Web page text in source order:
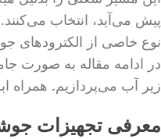
پیش می‌آید، انتخاب
نوع خاصی از الکترودهای
در ادامه مقاله به صورت
زیر آب می‌پردازیم. همراه
معرفی تجهیزات